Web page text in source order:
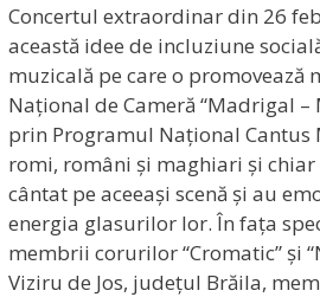
Concertul extraordinar din 26
această idee de incluziune
muzicală pe care o promovează
Național de Cameră “Madrigal –
prin Programul Național
romi, români și maghiari și chiar
cântat pe aceeași scenă și au
energia glasurilor lor. În fața
membrii corurilor “Cromatic” și
Viziru de Jos, județul Brăila,